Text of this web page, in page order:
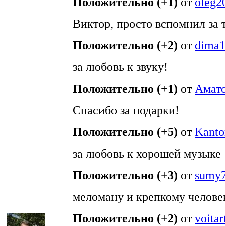
Виктор, просто вспомнил за
Положительно (+2) от
за любовь к звуку!
Положительно (+1) от
Спасибо за подарки!
Положительно (+5) от
за любовь к хорошей музыке
Положительно (+3) от
меломану и крепкому
Положительно (+2) от